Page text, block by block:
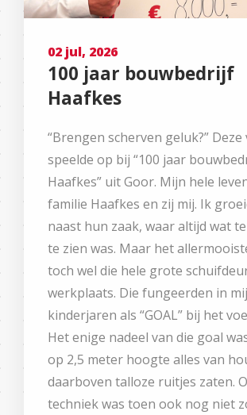
02 jul, 2026
100 jaar bouwbedrijf
Haafkes
“Brengen scherven geluk?” Deze
speelde op bij “100 jaar
Haafkes” uit Goor. Mijn hele
familie Haafkes en zij mij. Ik
naast hun zaak, waar altijd wat
te zien was. Maar het
toch wel die hele grote
werkplaats. Die fungeerden in
kinderjaren als “GOAL” bij het
Het enige nadeel van die goal
op 2,5 meter hoogte alles van
daarboven talloze ruitjes zaten.
techniek was toen ook nog niet